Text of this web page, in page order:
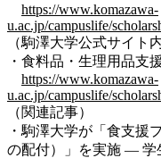
https://www.komazawa-
u.ac.jp/campuslife/
（駒澤大学公式サイト
・食料品・生理用品支
https://www.komazawa-
u.ac.jp/campuslife/
（関連記事）
・駒澤大学が「食支援
の配付）」を実施 — 学